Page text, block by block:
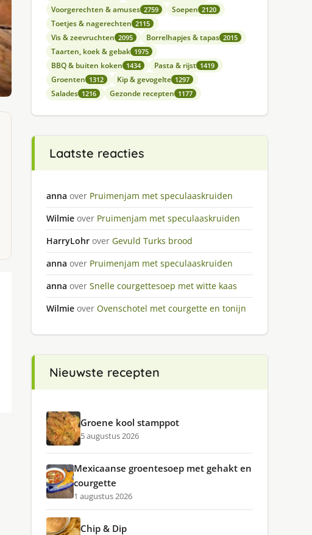
Voorgerechten & amuses 2759 Soepen 2120
Toetjes & nagerechten 2115
Vis & zeevruchten 2095 Borrelhapjes & tapas 2015
Taarten, koek & gebak 1975
BBQ & buiten koken 1434 Pasta & rijst 1419
Groenten 1312 Kip & gevogelte 1297
Salades 1216 Gezonde recepten 1177
Laatste reacties
anna over Pruimenjam met speculaaskruiden
Wilmie over Pruimenjam met speculaaskruiden
HarryLohr over Gevuld Turks brood
anna over Pruimenjam met speculaaskruiden
anna over Snelle courgettesoep met witte kaas
Wilmie over Ovenschotel met courgette en tonijn
Nieuwste recepten
Groene kool stamppot
5 augustus 2026
Mexicaanse groentesoep met gehakt en
courgette
1 augustus 2026
Chip & Dip